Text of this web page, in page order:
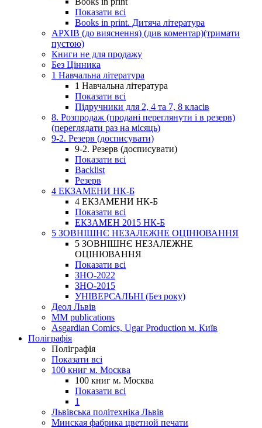
Показати всі
Books in print. Дитяча література
АРХІВ (до вияснення) (див коментар)(тримати
пустою)
Книги не для продажу
Без Цінника
1 Навчальна література
1 Навчальна література
Показати всі
Підручники для 2, 4 та 7, 8 класів
8. Розпродаж (продані переглянути і в резерв)
(переглядати раз на місяць)
9-2. Резерв (досписувати)
9-2. Резерв (досписувати)
Показати всі
Backlist
Резерв
4 ЕКЗАМЕНИ НК-Б
4 ЕКЗАМЕНИ НК-Б
Показати всі
ЕКЗАМЕН 2015 НК-Б
5 ЗОВНІШНЄ НЕЗАЛЕЖНЕ ОЦІНЮВАННЯ
5 ЗОВНІШНЄ НЕЗАЛЕЖНЕ
ОЦІНЮВАННЯ
Показати всі
ЗНО-2022
ЗНО-2015
УНІВЕРСАЛЬНІ (Без року)
Деол Львів
MM publications
Asgardian Comics, Ugar Production м. Київ
Поліграфія
Поліграфія
Показати всі
100 книг м. Москва
100 книг м. Москва
Показати всі
1
Львівська політехніка Львів
Минская фабрика цветной печати